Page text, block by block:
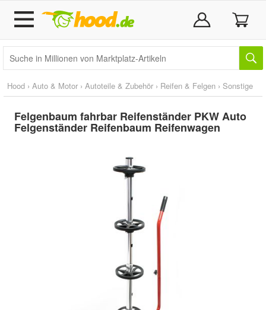
Hood › Auto & Motor › Autoteile & Zubehör › Reifen & Felgen › Sonstige
Felgenbaum fahrbar Reifenständer PKW Auto
Felgenständer Reifenbaum Reifenwagen